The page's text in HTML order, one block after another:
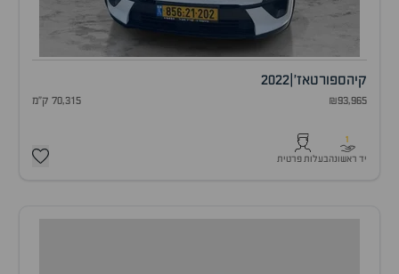
קיהספורטאז' 2022
₪93,965 70,315 ק"מ
1
יד ראשונהבעלות פרטית